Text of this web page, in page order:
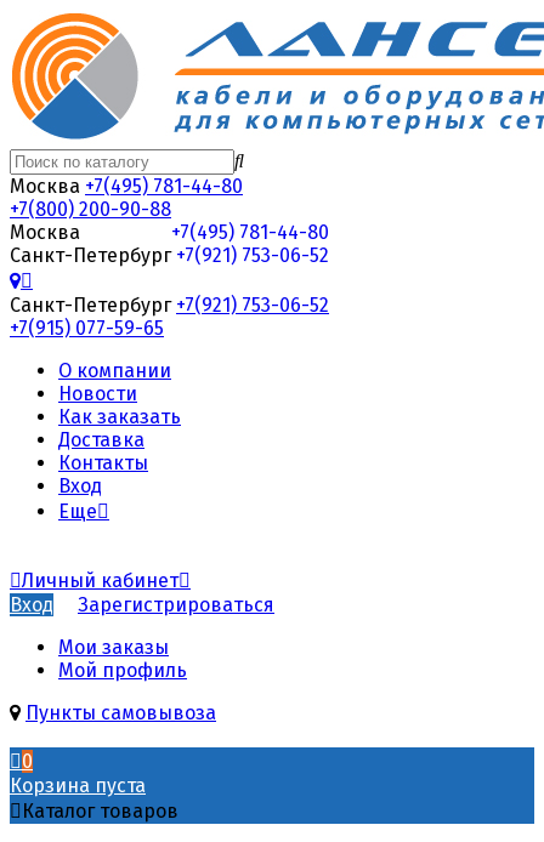
Москва +7(495) 781-44-80
+7(800) 200-90-88
Москва
+7(495) 781-44-80
Санкт-Петербург +7(921) 753-06-52
Санкт-Петербург +7(921) 753-06-52
+7(915) 077-59-65
О компании
Новости
Как заказать
Доставка
Контакты
Вход
Еще
Личный кабинет
Вход
Зарегистрироваться
Мои заказы
Мой профиль
Пункты самовывоза
0
Корзина пуста
Каталог товаров